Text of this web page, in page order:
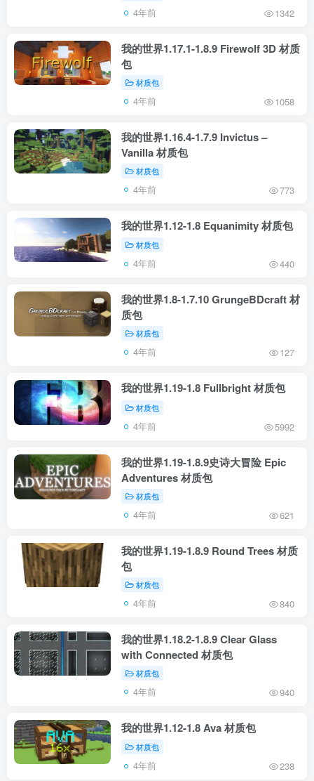
4年前 1342
我的世界1.17.1-1.8.9 Firewolf 3D 材质
包
材质包
4年前 1058
我的世界1.16.4-1.7.9 Invictus –
Vanilla 材质包
材质包
4年前 773
我的世界1.12-1.8 Equanimity 材质包
材质包
4年前 440
我的世界1.8-1.7.10 GrungeBDcraft 材
质包
材质包
4年前 127
我的世界1.19-1.8 Fullbright 材质包
材质包
4年前 5992
我的世界1.19-1.8.9史诗大冒险 Epic
Adventures 材质包
材质包
4年前 621
我的世界1.19-1.8.9 Round Trees 材质
包
材质包
4年前 840
我的世界1.18.2-1.8.9 Clear Glass
with Connected 材质包
材质包
4年前 940
我的世界1.12-1.8 Ava 材质包
材质包
4年前 238